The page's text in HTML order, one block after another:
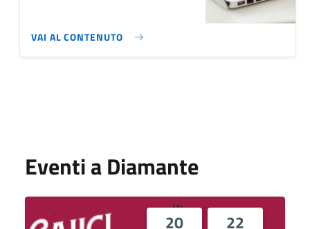
VAI AL CONTENUTO
Eventi a Diamante
20 22